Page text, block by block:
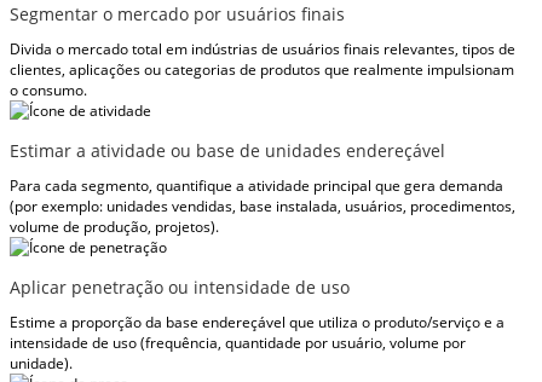
Segmentar o mercado por usuários finais
Divida o mercado total em indústrias de usuários finais relevantes, tipos de
clientes, aplicações ou categorias de produtos que realmente impulsionam
o consumo.
Estimar a atividade ou base de unidades endereçável
Para cada segmento, quantifique a atividade principal que gera demanda
(por exemplo: unidades vendidas, base instalada, usuários, procedimentos,
volume de produção, projetos).
Aplicar penetração ou intensidade de uso
Estime a proporção da base endereçável que utiliza o produto/serviço e a
intensidade de uso (frequência, quantidade por usuário, volume por
unidade).